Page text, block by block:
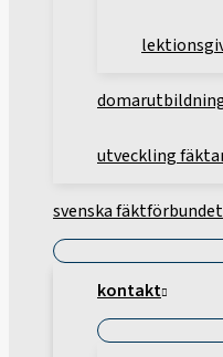
utveckling
svenska fäktförbundet
kontakt